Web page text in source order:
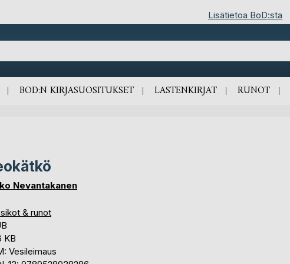
Lisätietoa BoD:sta
BOD:N KIRJASUOSITUKSET LASTENKIRJAT RUNOT
Nevantakanen
& runot
KB
Vesileimaus